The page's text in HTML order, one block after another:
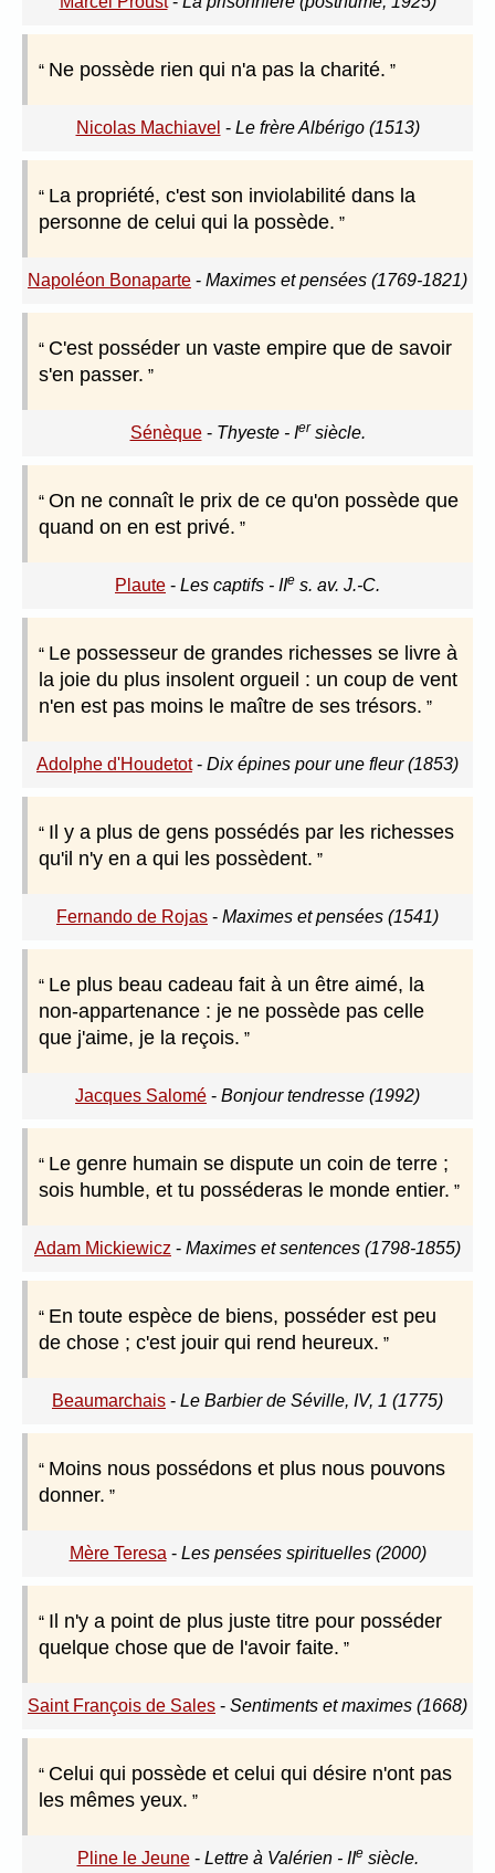
Ne possède rien qui n'a pas la charité.
Nicolas Machiavel - Le frère Albérigo (1513)
La propriété, c'est son inviolabilité dans la
personne de celui qui la possède.
Napoléon Bonaparte - Maximes et pensées (1769-1821)
C'est posséder un vaste empire que de savoir
s'en passer.
Sénèque- Thyeste - Ier siècle.
On ne connaît le prix de ce qu'on possède que
quand on en est privé.
Plaute - Les captifs - IIe s. av. J.-C.
Le possesseur de grandes richesses se livre à
la joie du plus insolent orgueil : un coup de vent
n'en est pas moins le maître de ses trésors.
Adolphe d'Houdetot- Dix épines pour une fleur (1853)
Il y a plus de gens possédés par les richesses
qu'il n'y en a qui les possèdent.
Fernando de Rojas - Maximes et pensées (1541)
Le plus beau cadeau fait à un être aimé, la
non-appartenance : je ne possède pas celle
que j'aime, je la reçois.
Jacques Salomé - Bonjour tendresse (1992)
Le genre humain se dispute un coin de terre ;
sois humble, et tu posséderas le monde entier.
Adam Mickiewicz - Maximes et sentences (1798-1855)
En toute espèce de biens, posséder est peu
de chose ; c'est jouir qui rend heureux.
Beaumarchais - Le Barbier de Séville, IV, 1 (1775)
Moins nous possédons et plus nous pouvons
donner.
Mère Teresa - Les pensées spirituelles (2000)
Il n'y a point de plus juste titre pour posséder
quelque chose que de l'avoir faite.
Saint François de Sales - Sentiments et maximes (1668)
Celui qui possède et celui qui désire n'ont pas
les mêmes yeux.
Pline le Jeune- Lettre à Valérien - IIesiècle.